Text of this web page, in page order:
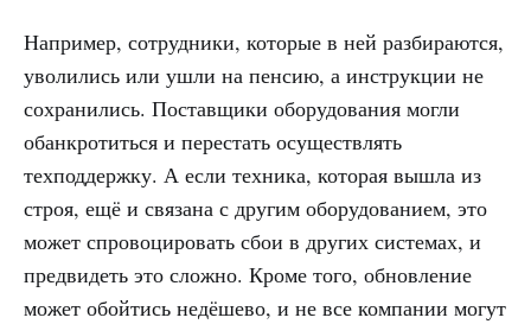
Например, сотрудники, которые в ней разбираются,
уволились или ушли на пенсию, а инструкции не
сохранились. Поставщики оборудования могли
обанкротиться и перестать осуществлять
техподдержку. А если техника, которая вышла из
строя, ещё и связана с другим оборудованием, это
может спровоцировать сбои в других системах, и
предвидеть это сложно. Кроме того, обновление
может обойтись недёшево, и не все компании могут